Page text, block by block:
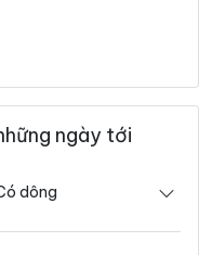
ngày tới
dông